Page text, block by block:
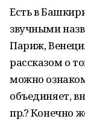
Есть в
звучными
Париж,
рассказом о
можно
объединяет,
пр.? Конечно